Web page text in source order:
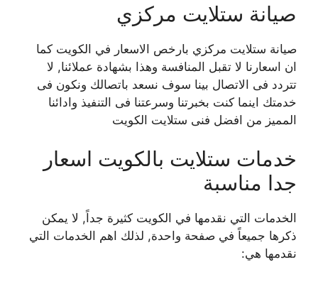
صيانة ستلايت مركزي
صيانة ستلايت مركزي بارخص الاسعار في الكويت كما
ان اسعارنا لا تقبل المنافسة وهذا بشهادة عملائنا, لا
تتردد فى الاتصال بينا سوف نسعد باتصالك ونكون فى
خدمتك اينما كنت بخبرتنا وسرعتنا فى التنفيذ وادائنا
المميز من افضل فنى ستلايت الكويت
خدمات ستلايت بالكويت اسعار
جدا مناسبة
الخدمات التي نقدمها في الكويت كثيرة جداً, لا يمكن
ذكرها جميعاً في صفحة واحدة, لذلك اهم الخدمات التي
نقدمها هي: